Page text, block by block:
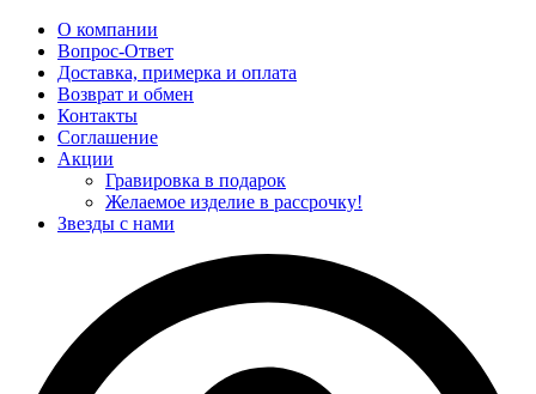
О компании
Вопрос-Ответ
Доставка, примерка и оплата
Возврат и обмен
Контакты
Соглашение
Акции
Гравировка в подарок
Желаемое изделие в рассрочку!
Звезды с нами